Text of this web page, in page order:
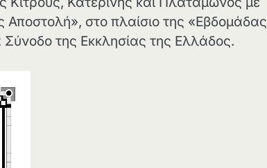
Αποστολή», στο πλαίσιο της «Εβδομάδας
Σύνοδο της Εκκλησίας της Ελλάδος.